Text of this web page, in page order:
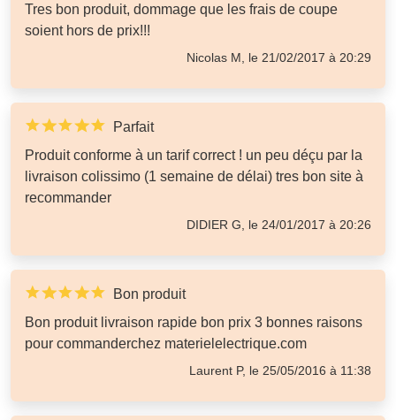
Tres bon produit, dommage que les frais de coupe
soient hors de prix!!!
Nicolas M, le 21/02/2017 à 20:29
Parfait
Produit conforme à un tarif correct ! un peu déçu par la
livraison colissimo (1 semaine de délai) tres bon site à
recommander
DIDIER G, le 24/01/2017 à 20:26
Bon produit
Bon produit livraison rapide bon prix 3 bonnes raisons
pour commanderchez materielelectrique.com
Laurent P, le 25/05/2016 à 11:38